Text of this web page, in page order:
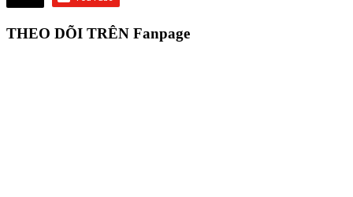
THEO DÕI TRÊN Fanpage